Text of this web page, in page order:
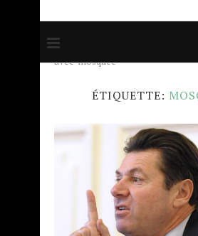
Accueil
avec "mosquée"
ÉTIQUETTE: